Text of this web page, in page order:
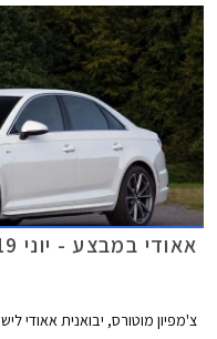
בתוך חלל ה- V את צמד מגדשי הטורבו, המייצרים לחץ גדישה של 1.5 באר.
אאודי במבצע - יוני 2019